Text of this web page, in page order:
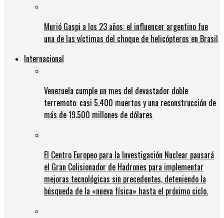
Murió Gaspi a los 23 años: el influencer argentino fue
una de las víctimas del choque de helicópteros en Brasil
Internacional
Venezuela cumple un mes del devastador doble
terremoto: casi 5.400 muertos y una reconstrucción de
más de 19.500 millones de dólares
El Centro Europeo para la Investigación Nuclear pausará
el Gran Colisionador de Hadrones para implementar
mejoras tecnológicas sin precedentes, deteniendo la
búsqueda de la «nueva física» hasta el próximo ciclo.